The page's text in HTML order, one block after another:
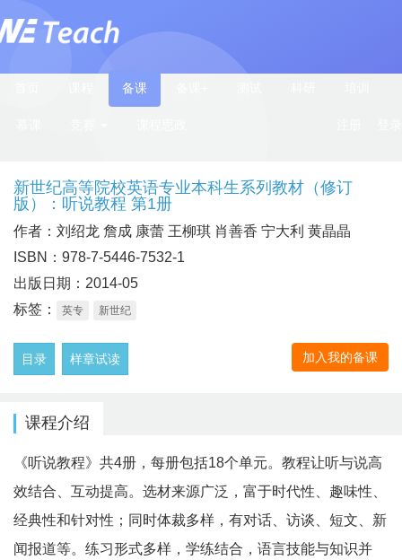
备课
新世纪高等院校英语专业本科生系列教材（修订
版）：听说教程 第1册
作者：刘绍龙 詹成 康蕾 王柳琪 肖善香 宁大利 黄晶晶
ISBN：978-7-5446-7532-1
出版日期：2014-05
标签：
英专 新世纪
目录 样章试读 加入我的备课
课程介绍
《听说教程》共4册，每册包括18个单元。教程让听与说高
效结合、互动提高。选材来源广泛，富于时代性、趣味性、
经典性和针对性；同时体裁多样，有对话、访谈、短文、新
闻报道等。练习形式多样，学练结合，语言技能与知识并